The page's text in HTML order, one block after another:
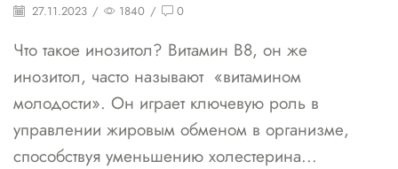
27.11.2023 / 1840 / 0
Что такое инозитол? Витамин B8, он же
инозитол, часто называют «витамином
молодости». Он играет ключевую роль в
управлении жировым обменом в организме,
способствуя уменьшению холестерина...